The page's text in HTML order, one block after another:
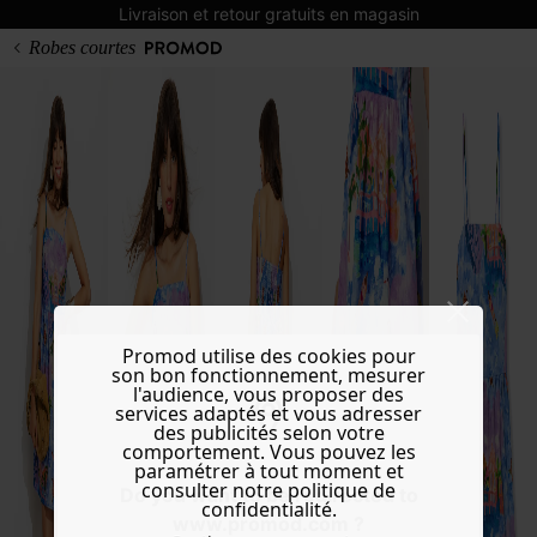
Livraison et retour gratuits en magasin
Do you want to be redirected to
www.promod.com ?
Robes courtes
Promod utilise des cookies pour
son bon fonctionnement, mesurer
l'audience, vous proposer des
services adaptés et vous adresser
des publicités selon votre
comportement. Vous pouvez les
paramétrer à tout moment et
consulter notre politique de
confidentialité.